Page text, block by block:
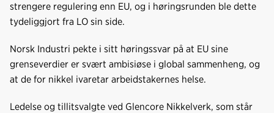
strengere regulering enn EU, og i høringsrunden ble dette
tydeliggjort fra LO sin side.
Norsk Industri pekte i sitt høringssvar på at EU sine
grenseverdier er svært ambisiøse i global sammenheng, og
at de for nikkel ivaretar arbeidstakernes helse.
Ledelse og tillitsvalgte ved Glencore Nikkelverk, som står